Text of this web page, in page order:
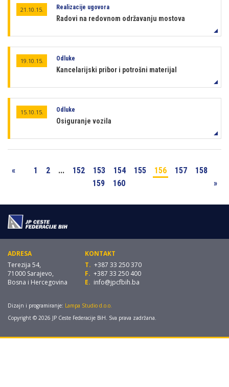
21.10.15. Realizacije ugovora
Radovi na redovnom održavanju mostova
19.10.15. Odluke
Kancelarijski pribor i potrošni materijal
15.10.15. Odluke
Osiguranje vozila
« 1 2 ... 152 153 154 155 156 157
158
159
160 »
ADRESA
Terezija 54,
71000 Sarajevo,
Bosna i Hercegovina
KONTAKT
T. +387 33 250 370
F. +387 33 250 400
E. info@jpcfbih.ba
Dizajn i programiranje: Lampa Studio d.o.o.
Copyright © 2026 JP Ceste Federacije BiH. Sva prava zadržana.